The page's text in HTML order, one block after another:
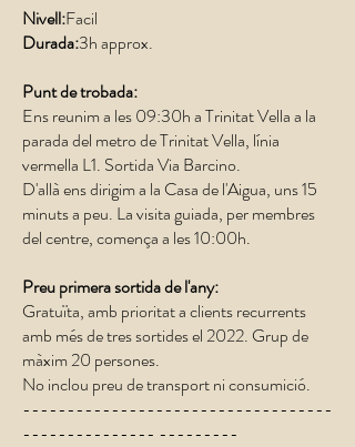
Nivell:Facil
Durada:3h approx.
Punt de trobada:
Ens reunim a les 09:30h a Trinitat Vella a la
parada del metro de Trinitat Vella, línia
vermella L1. Sortida Via Barcino.
D'allà ens dirigim a la Casa de l'Aigua, uns 15
minuts a peu. La visita guiada, per membres
del centre, comença a les 10:00h.
Preu primera sortida de l'any:
Gratuïta, amb prioritat a clients recurrents
amb més de tres sortides el 2022. Grup de
màxim 20 persones.
No inclou preu de transport ni consumició.
-----------------------------------
--------------- ---------